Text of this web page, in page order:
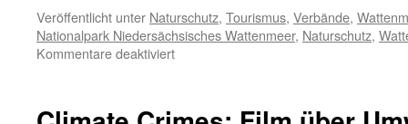
Veröffentlicht unter Naturschutz, Tourismus, Verbände,
Nationalpark Niedersächsisches Wattenmeer, Naturschutz,
Kommentare deaktiviertfür